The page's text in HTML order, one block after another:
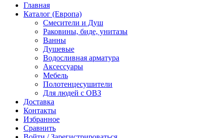
мм,
Grey
gloss/White
brilliant
Главная
Каталог (Европа)
Смесители и Душ
Раковины, биде, унитазы
Ванны
Душевые
Водосливная арматура
Аксессуары
Мебель
Полотенцесушители
Для людей с ОВЗ
Доставка
Контакты
Избранное
Сравнить